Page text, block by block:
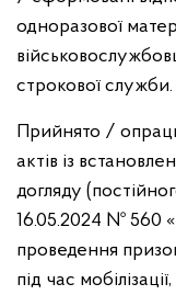
одноразової
строкової служби.
Прийнято /
актів із
догляду
16.05.2024 № 560
проведення
під час